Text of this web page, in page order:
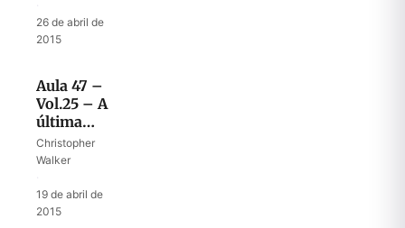
Eliseu
26 de abril de
2015
Aula 47 –
Vol.25 – A
última
missão de
Eliseu
Christopher
Walker
19 de abril de
2015